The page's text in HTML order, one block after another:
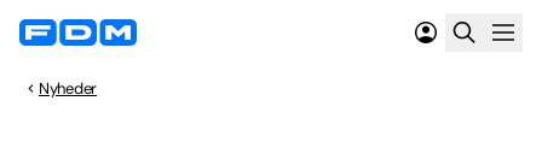
Nyheder